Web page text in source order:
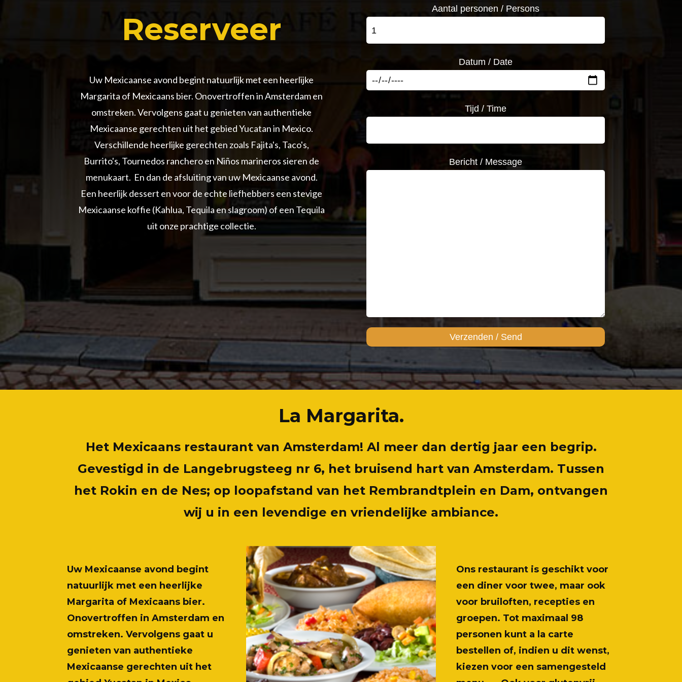
Reserveer
Uw Mexicaanse avond begint natuurlijk met een heerlijke
Margarita of Mexicaans bier. Onovertroffen in Amsterdam en
omstreken. Vervolgens gaat u genieten van authentieke
Mexicaanse gerechten uit het gebied Yucatan in Mexico.
Verschillende heerlijke gerechten zoals Fajita's, Taco's,
Burrito's, Tournedos ranchero en Niños marineros sieren de
menukaart. En dan de afsluiting van uw Mexicaanse avond.
Een heerlijk dessert en voor de echte liefhebbers een stevige
Mexicaanse koffie (Kahlua, Tequila en slagroom) of een Tequila
uit onze prachtige collectie.
Aantal personen / Persons
Datum / Date
Tijd / Time
Bericht / Message
La Margarita.
Het Mexicaans restaurant van Amsterdam! Al meer dan dertig jaar een begrip.
Gevestigd in de Langebrugsteeg nr 6, het bruisend hart van Amsterdam. Tussen
het Rokin en de Nes; op loopafstand van het Rembrandtplein en Dam, ontvangen
wij u in een levendige en vriendelijke ambiance.
Uw Mexicaanse avond begint
natuurlijk met een heerlijke
Margarita of Mexicaans bier.
Onovertroffen in Amsterdam en
omstreken. Vervolgens gaat u
genieten van authentieke
Mexicaanse gerechten uit het
Ons restaurant is geschikt voor
een diner voor twee, maar ook
voor bruiloften, recepties en
groepen. Tot maximaal 98
personen kunt a la carte
bestellen of, indien u dit wenst,
kiezen voor een samengesteld